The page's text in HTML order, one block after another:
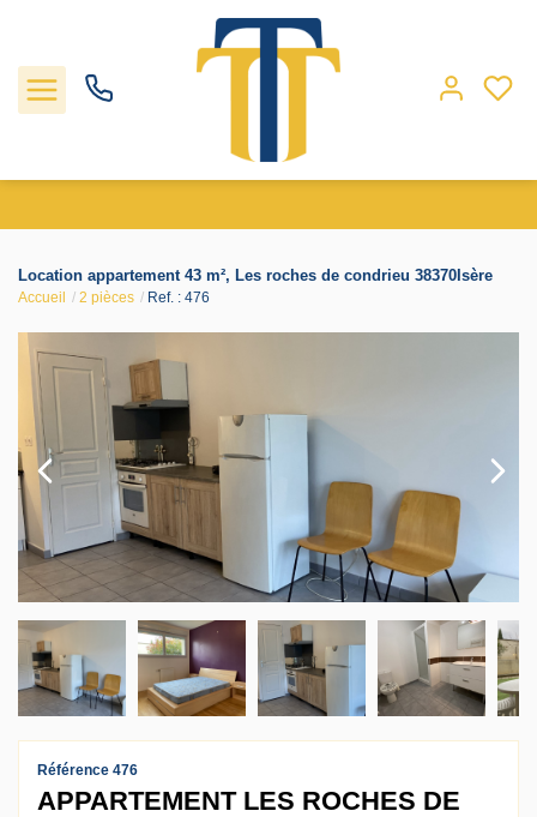
Gestion
Nos agences
Estimation
Contact
Accès clients
Location appartement 43 m², Les roches de condrieu 38370Isère
Accueil 2 pièces Ref. : 476
Référence 476
APPARTEMENT LES ROCHES DE